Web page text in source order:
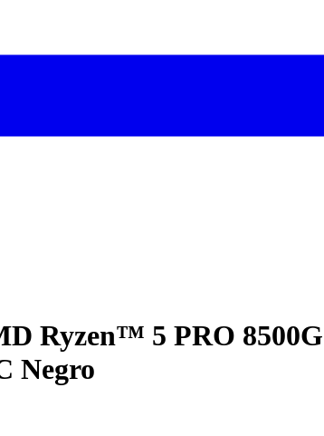
Ryzen™ 5 PRO
Negro